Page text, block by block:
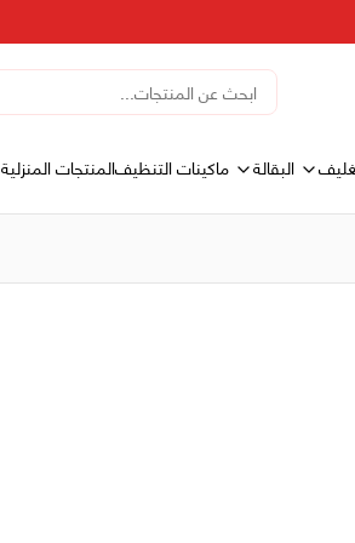
البقالة ماكينات التنظيفالمنتجات المنزلية